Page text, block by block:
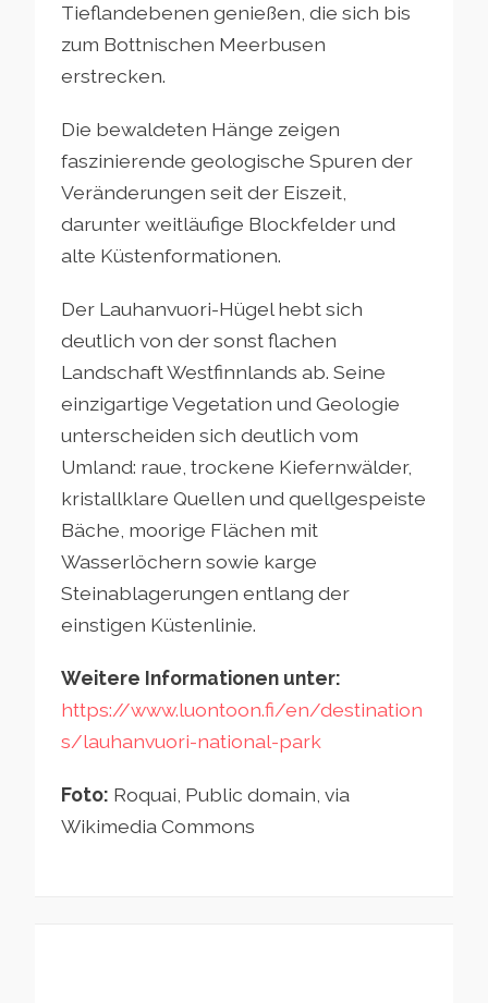
Tieflandebenen genießen, die sich bis
zum Bottnischen Meerbusen
erstrecken.
Die bewaldeten Hänge zeigen
faszinierende geologische Spuren der
Veränderungen seit der Eiszeit,
darunter weitläufige Blockfelder und
alte Küstenformationen.
Der Lauhanvuori-Hügel hebt sich
deutlich von der sonst flachen
Landschaft Westfinnlands ab. Seine
einzigartige Vegetation und Geologie
unterscheiden sich deutlich vom
Umland: raue, trockene Kiefernwälder,
kristallklare Quellen und quellgespeiste
Bäche, moorige Flächen mit
Wasserlöchern sowie karge
Steinablagerungen entlang der
einstigen Küstenlinie.
Weitere Informationen unter:
https://www.luontoon.fi/en/destination
s/lauhanvuori-national-park
Foto: Roquai, Public domain, via
Wikimedia Commons